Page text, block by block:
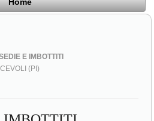
E IMBOTTITI
CEVOLI (PI)